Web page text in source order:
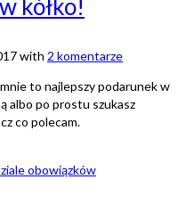
kółko!
with 2 komentarze
to najlepszy podarunek w
albo po prostu szukasz
co polecam.